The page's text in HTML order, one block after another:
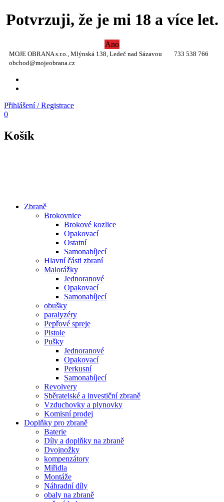
Potvrzuji, že je mi 18 a více let.
Ano
MOJE OBRANA s.r.o., Mlýnská 138, Ledeč nad Sázavou
733 538 766
obchod@mojeobrana.cz
Přihlášení / Registrace
0
Košík
Zbraně
Brokovnice
Brokové kozlice
Opakovací
Ostatní
Samonabíjecí
Hlavní části zbraní
Malorážky
Jednoranové
Opakovací
Samonabíjecí
obušky
paralyzéry
Pepřové spreje
Pistole
Pušky
Jednoranové
Opakovací
Perkusní
Samonabíjecí
Revolvery
Sběratelské a investiční zbraně
Vzduchovky a plynovky
Komisní prodej
Doplňky pro zbraně
Baterie
Díly a doplňky na zbraně
Dvojnožky
kompenzátory
Miřidla
Montáže
Náhradní díly
obaly na zbraně